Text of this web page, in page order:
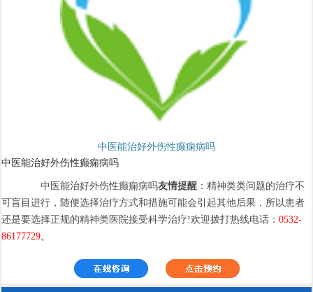
中医能治好外伤性癫痫病吗
中医能治好外伤性癫痫病吗
中医能治好外伤性癫痫病吗友情提醒 ：精神类类问题的治疗不
可盲目进行，随便选择治疗方式和措施可能会引起其他后果，所以患者
还是要选择正规的精神类医院接受科学治疗!欢迎拨打热线电话：0532-
86177729。